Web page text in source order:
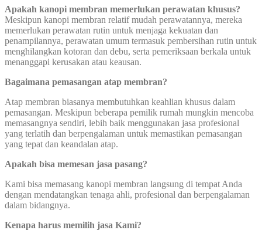
Apakah kanopi membran memerlukan perawatan khusus?
Meskipun kanopi membran relatif mudah perawatannya, mereka
memerlukan perawatan rutin untuk menjaga kekuatan dan
penampilannya, perawatan umum termasuk pembersihan rutin untuk
menghilangkan kotoran dan debu, serta pemeriksaan berkala untuk
menanggapi kerusakan atau keausan.
Bagaimana pemasangan atap membran?
Atap membran biasanya membutuhkan keahlian khusus dalam
pemasangan. Meskipun beberapa pemilik rumah mungkin mencoba
memasangnya sendiri, lebih baik menggunakan jasa profesional
yang terlatih dan berpengalaman untuk memastikan pemasangan
yang tepat dan keandalan atap.
Apakah bisa memesan jasa pasang?
Kami bisa memasang kanopi membran langsung di tempat Anda
dengan mendatangkan tenaga ahli, profesional dan berpengalaman
dalam bidangnya.
Kenapa harus memilih jasa Kami?